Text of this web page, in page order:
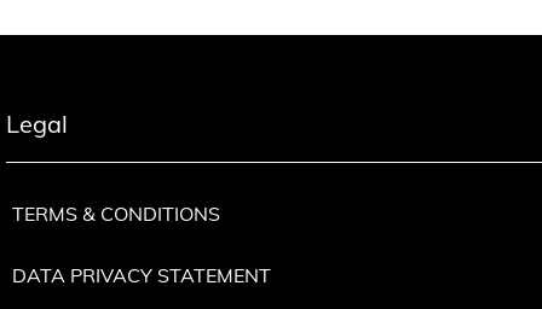
Legal
TERMS & CONDITIONS
DATA PRIVACY STATEMENT